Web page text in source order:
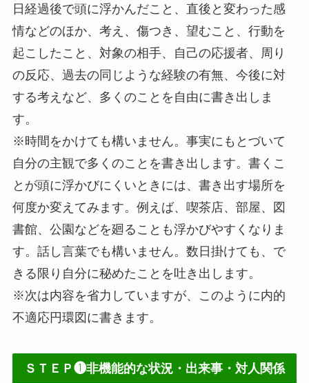
日経過後で頭に浮かんだこと、直後と変わった感
情などのほか、考え、傷つき、望むこと、行動を
起こしたこと、対象の相手、自己の応援者、周り
の反応、過去の同じような経験の有無、今後に対
する考えなど、多くのことを自由に書き出しま
す。
※時間をかけても構いません。事実にもとづいて
自分の主観で多くのことを書き出します。書くこ
とが頭に浮かびにくいときには、書き出す場所を
何度か変えてみます。例えば、喫茶店、部屋、図
書館、公園などを廻ることも浮かびやすくなりま
す。話し言葉でも構いません。数日掛けても、で
きる限り自分に秘めたことを吐き出します。
※次は内容を省力していますが、このように内的
不適応円環図に書きます。
ＳＴＥＰ❶非機能的な状況・出来事・対人関係